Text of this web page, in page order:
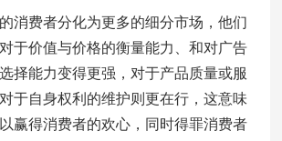
费者分化为更多的细分市场，他们
于价值与价格的衡量能力、和对广告
择能力变得更强，对于产品质量或服
于自身权利的维护则更在行，这意味
赢得消费者的欢心，同时得罪消费者